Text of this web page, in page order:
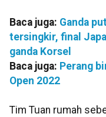
Baca juga: Ganda
tersingkir, final
ganda Korsel
Baca juga: Perang
Open 2022
Tim Tuan rumah